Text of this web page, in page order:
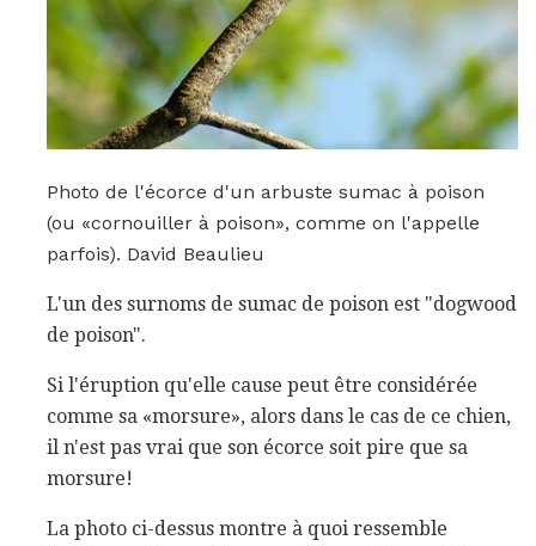
Photo de l'écorce d'un arbuste sumac à poison
(ou «cornouiller à poison», comme on l'appelle
parfois). David Beaulieu
L'un des surnoms de sumac de poison est "dogwood
de poison".
Si l'éruption qu'elle cause peut être considérée
comme sa «morsure», alors dans le cas de ce chien,
il n'est pas vrai que son écorce soit pire que sa
morsure!
La photo ci-dessus montre à quoi ressemble